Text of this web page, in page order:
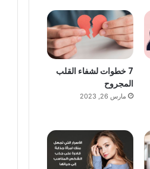
7 خطوات لشفاء القلب
المجروح
مارس 26, 2023